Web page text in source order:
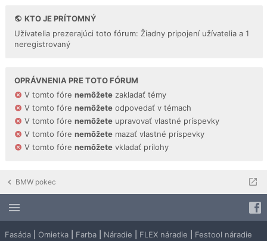
KTO JE PRÍTOMNÝ
Užívatelia prezerajúci toto fórum: Žiadny pripojení užívatelia a 1
neregistrovaný
OPRÁVNENIA PRE TOTO FÓRUM
V tomto fóre nemôžete zakladať témy
V tomto fóre nemôžete odpovedať v témach
V tomto fóre nemôžete upravovať vlastné príspevky
V tomto fóre nemôžete mazať vlastné príspevky
V tomto fóre nemôžete vkladať prílohy
BMW pokec
Fasáda Omietka Farba Náradie FLEX náradie Festool náradie